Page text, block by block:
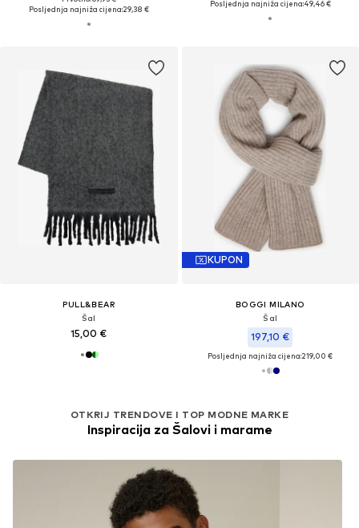
Posljednja najniža cijena:29,38 €
Posljednja najniža cijena:49,46 €
PULL&BEAR
Šal
15,00 €
KUPON
BOGGI MILANO
Šal
197,10 €
Posljednja najniža cijena:219,00 €
OTKRIJ TRENDOVE I TOP MODNE MARKE
Inspiracija za Šalovi i marame